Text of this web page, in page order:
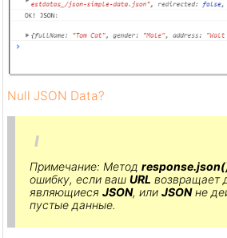
Null JSON Data?
Примечание: Метод
ошибку, если ваш URL возвращает
являющиеся JSON, или JSONне
пустые данные.